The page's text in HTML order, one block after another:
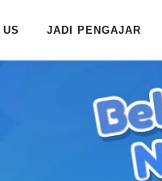
JADI PENGAJAR